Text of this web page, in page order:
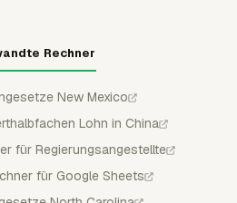
Rechner
New Mexico
Lohn in China
für Regierungsangestellte
für Google Sheets